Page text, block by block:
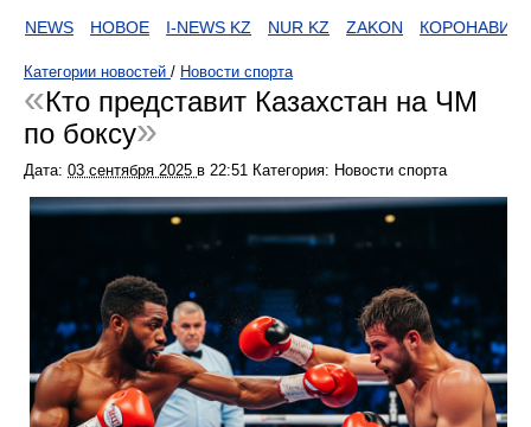
НОВОЕ I-NEWS KZ NUR KZ ZAKON КОРОНАВИРУС
Категории новостей / Новости спорта
Кто представит Казахстан на ЧМ
по боксу
Дата: 03 сентября 2025 в 22:51 Категория: Новости спорта